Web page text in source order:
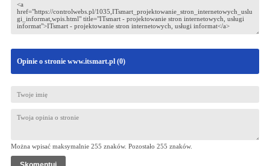
Opinie o stronie www.itsmart.pl (0)
Można wpisać maksymalnie 255 znaków. Pozostało 255 znaków.